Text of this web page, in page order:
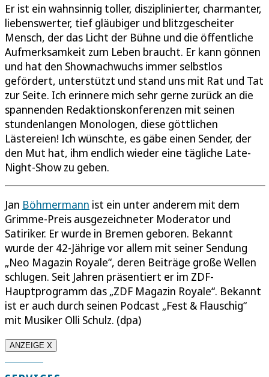
Er ist ein wahnsinnig toller, disziplinierter, charmanter,
liebenswerter, tief gläubiger und blitzgescheiter
Mensch, der das Licht der Bühne und die öffentliche
Aufmerksamkeit zum Leben braucht. Er kann gönnen
und hat den Shownachwuchs immer selbstlos
gefördert, unterstützt und stand uns mit Rat und Tat
zur Seite. Ich erinnere mich sehr gerne zurück an die
spannenden Redaktionskonferenzen mit seinen
stundenlangen Monologen, diese göttlichen
Lästereien! Ich wünschte, es gäbe einen Sender, der
den Mut hat, ihm endlich wieder eine tägliche Late-
Night-Show zu geben.
Jan Böhmermann ist ein unter anderem mit dem
Grimme-Preis ausgezeichneter Moderator und
Satiriker. Er wurde in Bremen geboren. Bekannt
wurde der 42-Jährige vor allem mit seiner Sendung
„Neo Magazin Royale“, deren Beiträge große Wellen
schlugen. Seit Jahren präsentiert er im ZDF-
Hauptprogramm das „ZDF Magazin Royale“. Bekannt
ist er auch durch seinen Podcast „Fest & Flauschig“
mit Musiker Olli Schulz. (dpa)
ANZEIGE X